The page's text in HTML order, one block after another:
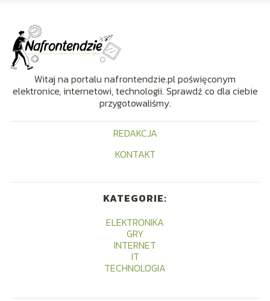
Witaj na portalu nafrontendzie.pl poświęconym
elektronice, internetowi, technologii. Sprawdź co dla ciebie
przygotowaliśmy.
REDAKCJA
KONTAKT
KATEGORIE:
ELEKTRONIKA
GRY
INTERNET
IT
TECHNOLOGIA